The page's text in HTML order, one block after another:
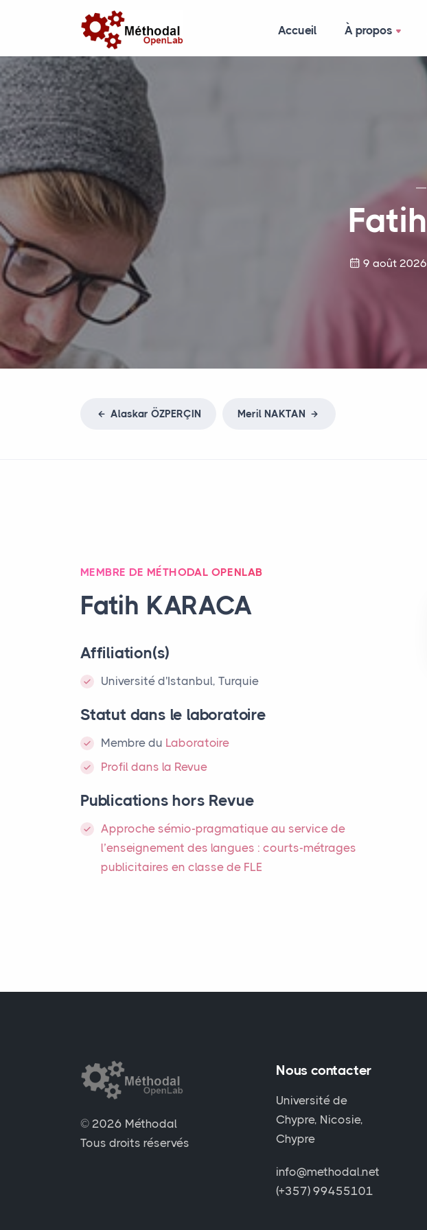
Accueil À propos
Fatih
9 août 2026
Alaskar ÖZPERÇIN Meril NAKTAN
MEMBRE DE MÉTHODAL OPENLAB
Fatih KARACA
Affiliation(s)
Université d'Istanbul, Turquie
Statut dans le laboratoire
Membre du Laboratoire
Profil dans la Revue
Publications hors Revue
Approche sémio-pragmatique au service de
l’enseignement des langues : courts-métrages
publicitaires en classe de FLE
© 2026 Méthodal
Tous droits réservés
Nous contacter
Université de
Chypre, Nicosie,
Chypre
info@methodal.net
(+357) 99455101